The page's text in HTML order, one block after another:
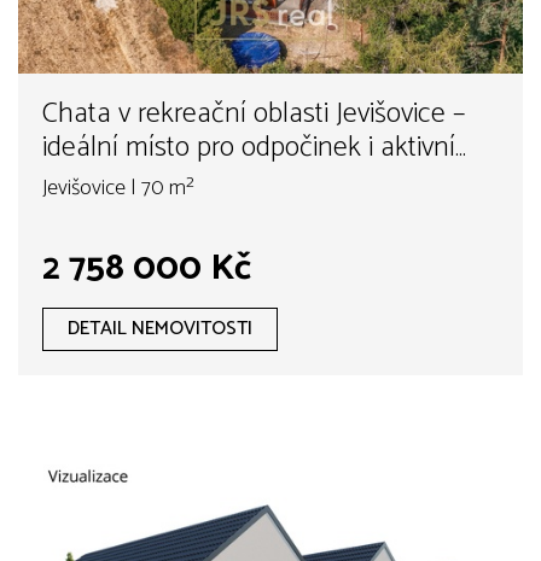
Chata v rekreační oblasti Jevišovice –
ideální místo pro odpočinek i aktivní
víkendy
Jevišovice | 70 m²
2 758 000 Kč
DETAIL NEMOVITOSTI